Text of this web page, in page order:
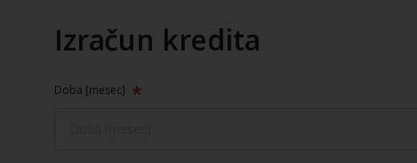
Izračun kredita
Doba [mesec]